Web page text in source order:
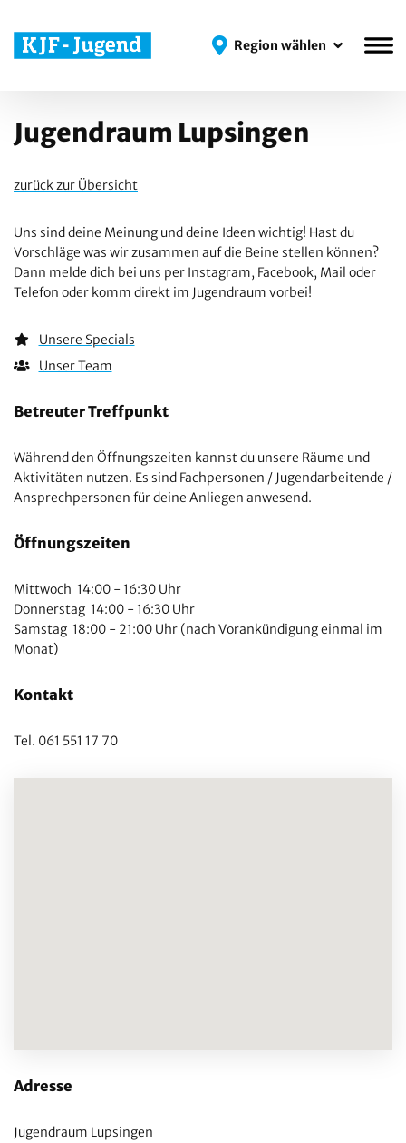
Region wählen
Region wählen
Jugendraum Lupsingen
zurück zur Übersicht
Uns sind deine Meinung und deine Ideen wichtig! Hast du
Vorschläge was wir zusammen auf die Beine stellen können?
Dann melde dich bei uns per Instagram, Facebook, Mail oder
Telefon oder komm direkt im Jugendraum vorbei!
Unsere Specials
Unser Team
Betreuter Treffpunkt
Während den Öffnungszeiten kannst du unsere Räume und
Aktivitäten nutzen. Es sind Fachpersonen / Jugendarbeitende /
Ansprechpersonen für deine Anliegen anwesend.
Öffnungszeiten
Mittwoch 14:00 - 16:30 Uhr
Donnerstag 14:00 - 16:30 Uhr
Samstag 18:00 - 21:00 Uhr (nach Vorankündigung einmal im
Monat)
Kontakt
Tel. 061 551 17 70
Adresse
Jugendraum Lupsingen